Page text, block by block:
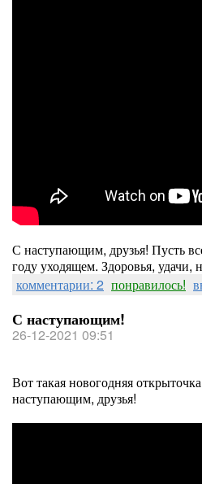
С наступающим, друзья! Пусть
году уходящем. Здоровья, удачи,
комментарии: 2 понравилось!
С наступающим!
26-12-2021 09:51
Вот такая новогодняя
наступающим, друзья!